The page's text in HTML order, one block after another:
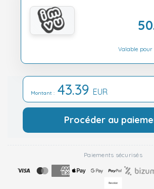
Valable pour
Montant : 43.39 EUR
Procéder au
Paiements sécurisés